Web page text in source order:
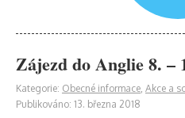
Zájezd do Anglie 8. –
Kategorie: Obecné informace, Akce a
Publikováno: 13. března 2018